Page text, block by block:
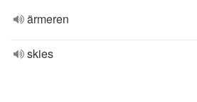
ärmeren
skies